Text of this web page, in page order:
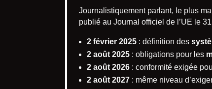
Journalistiquement parlant, le plus
publié au Journal officiel de l’UE le
2 février 2025 : définition des
2 août 2025 : obligations pour les
2 août 2026 : conformité exigée
2 août 2027 : même niveau